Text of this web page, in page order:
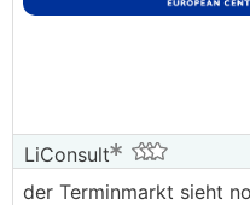
LiConsult
der Terminmarkt sieht